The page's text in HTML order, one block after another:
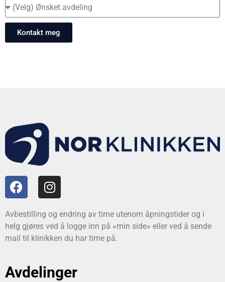
Kontakt meg
Avbestilling og endring av time utenom åpningstider og i
helg gjøres ved å logge inn på «min side» eller ved å sende
mail til klinikken du har time på.
Avdelinger